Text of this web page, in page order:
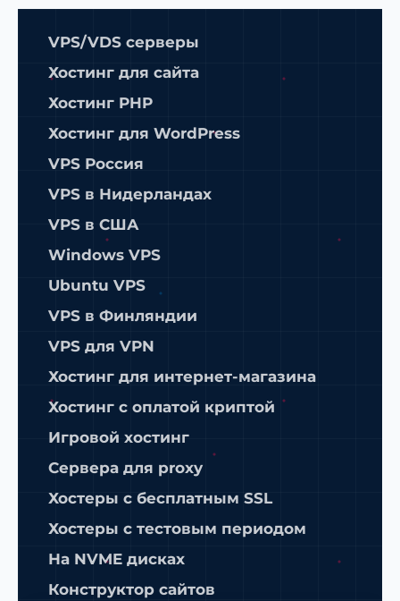
VPS/VDS серверы
Хостинг для сайта
Хостинг PHP
Хостинг для WordPress
VPS Россия
VPS в Нидерландах
VPS в США
Windows VPS
Ubuntu VPS
VPS в Финляндии
VPS для VPN
Хостинг для интернет-магазина
Хостинг с оплатой криптой
Игровой хостинг
Сервера для proxy
Хостеры с бесплатным SSL
Хостеры с тестовым периодом
На NVME дисках
Конструктор сайтов